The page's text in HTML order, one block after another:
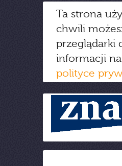
Ta strona
chwili
przeglądarki
informacji
polityce